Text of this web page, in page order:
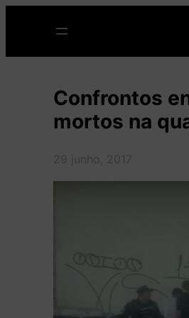
o
Confrontos
mortos na
29 junho, 2017